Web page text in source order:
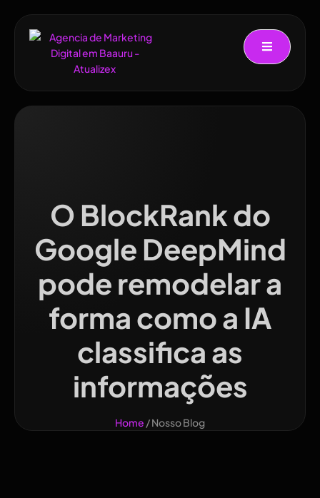
O BlockRank do
Google DeepMind
pode remodelar a
forma como a IA
classifica as
informações
Home / Nosso Blog